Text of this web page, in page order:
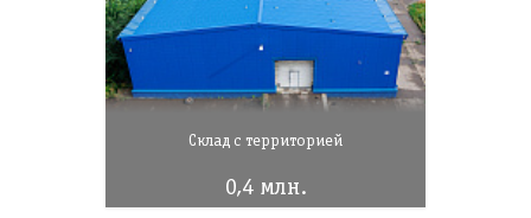
Склад с территорией
0,4 млн.